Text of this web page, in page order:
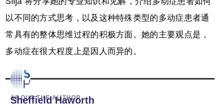
以不同的方式思考，以及这种特殊类型的多动症患者通
常具有的整体思维过程的积极方面。她的主要观点是，
多动症在很大程度上是因人而异的。
ABOUT THE AUTHOR
Sheffield Haworth